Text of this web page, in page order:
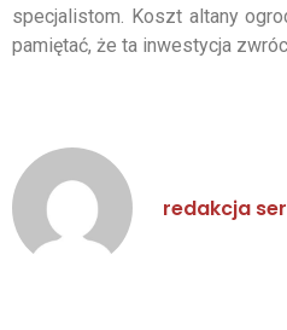
specjalistom. Koszt altany
pamiętać, że ta inwestycja
redakcja